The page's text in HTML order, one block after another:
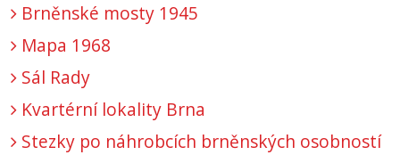
Brněnské mosty 1945
Mapa 1968
Sál Rady
Kvartérní lokality Brna
Stezky po náhrobcích brněnských osobností